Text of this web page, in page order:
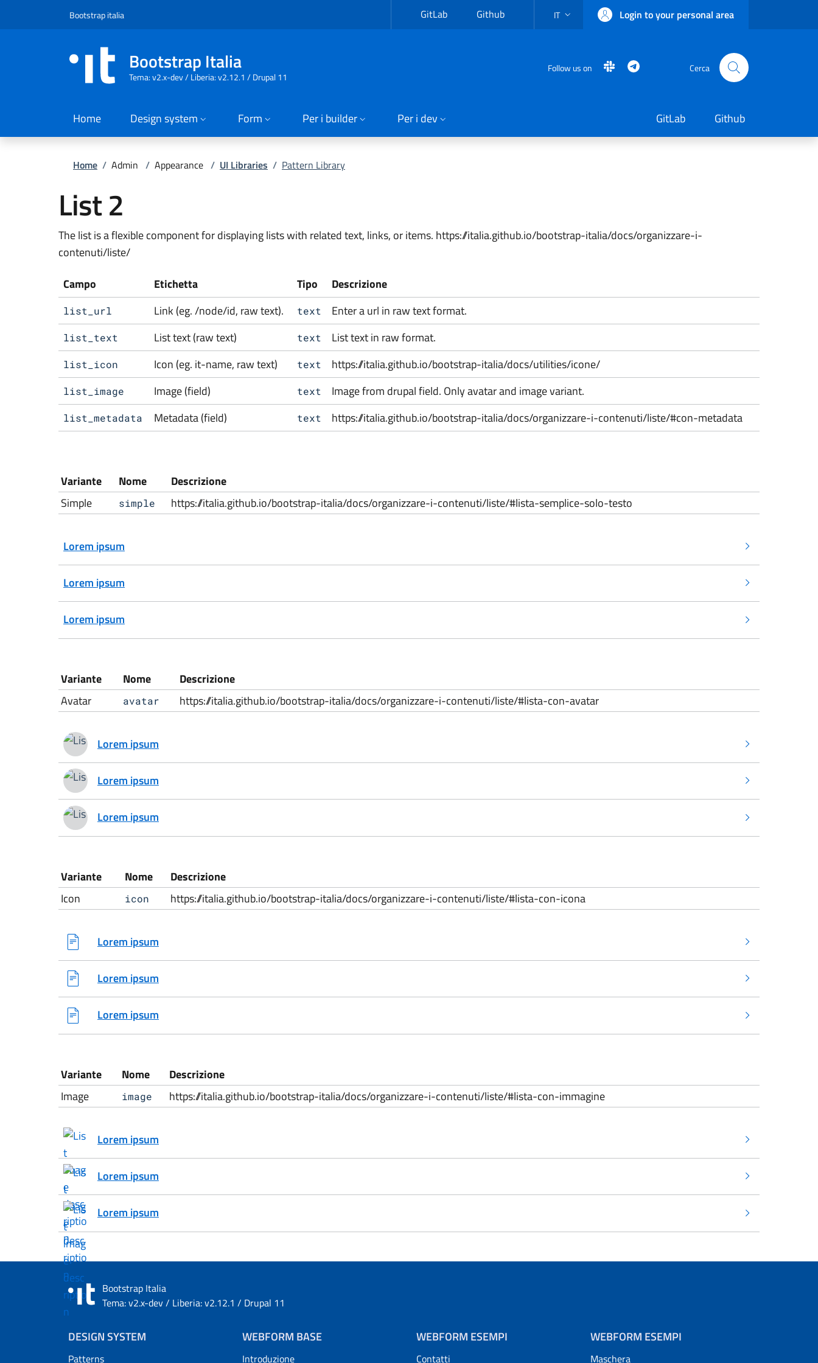
Bootstrap italiaSlim top GitLab Github SELETTORE LINGUA: CURRENT LANGUAGE
IT Login to your personal area
Bootstrap Italia
Tema: v2.x-dev / Liberia: v2.12.1 / Drupal 11
Follow us on Slack Cerca
Home Design system Form Per i builder Per i dev GitLab Github
Briciole di pane
Home / Admin / Appearance / UI Libraries / Pattern Library
List 2
The list is a flexible component for displaying lists with related text, links, or items. https://italia.github.io/bootstrap-italia/docs/organizzare-i-
contenuti/liste/
Campo
Etichetta Tipo Descrizione
list_url Link (eg. /node/id, raw text). text Enter a url in raw text format.
list_text List text (raw text) text List text in raw format.
list_icon Icon (eg. it-name, raw text) text https://italia.github.io/bootstrap-italia/docs/utilities/icone/
list_image Image (field) text Image from drupal field. Only avatar and image variant.
list_metadata Metadata (field) text https://italia.github.io/bootstrap-italia/docs/organizzare-i-contenuti/liste/#con-metadata
Variante Nome
Descrizione
Simple
simple https://italia.github.io/bootstrap-italia/docs/organizzare-i-contenuti/liste/#lista-semplice-solo-testo
Lorem ipsum
Lorem ipsum
Lorem ipsum
Variante Nome
Descrizione
Avatar
avatar https://italia.github.io/bootstrap-italia/docs/organizzare-i-contenuti/liste/#lista-con-avatar
Lorem ipsum
Lorem ipsum
Lorem ipsum
Variante Nome
Descrizione
Icon
icon https://italia.github.io/bootstrap-italia/docs/organizzare-i-contenuti/liste/#lista-con-icona
Lorem ipsum
Lorem ipsum
Lorem ipsum
Variante Nome
Descrizione
Image
image https://italia.github.io/bootstrap-italia/docs/organizzare-i-contenuti/liste/#lista-con-immagine
Lorem ipsum
Lorem ipsum
Lorem ipsum
Bootstrap Italia
Tema: v2.x-dev / Liberia: v2.12.1 / Drupal 11
Menu piè di pagina
DESIGN SYSTEM
Patterns
WEBFORM BASE
Introduzione
WEBFORM ESEMPI
Contatti
WEBFORM ESEMPI
Maschera